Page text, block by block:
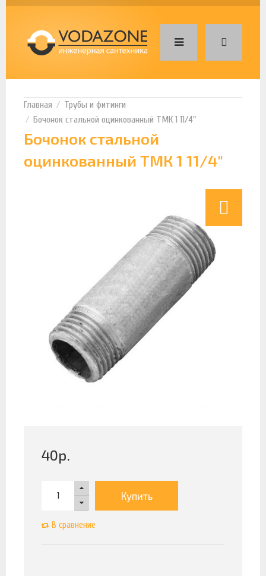
Трубы и фитинги
Бочонок стальной оцинкованный ТМК 1 11/4"
Бочонок стальной
оцинкованный ТМК 1 11/4"
40р.
Купить
В сравнение